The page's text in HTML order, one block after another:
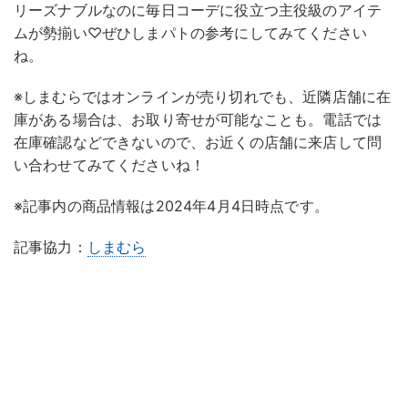
リーズナブルなのに毎日コーデに役立つ主役級のアイテ
ムが勢揃い♡ぜひしまパトの参考にしてみてください
ね。
※しまむらではオンラインが売り切れでも、近隣店舗に在
庫がある場合は、お取り寄せが可能なことも。電話では
在庫確認などできないので、お近くの店舗に来店して問
い合わせてみてくださいね！
※記事内の商品情報は2024年4月4日時点です。
記事協力： しまむら